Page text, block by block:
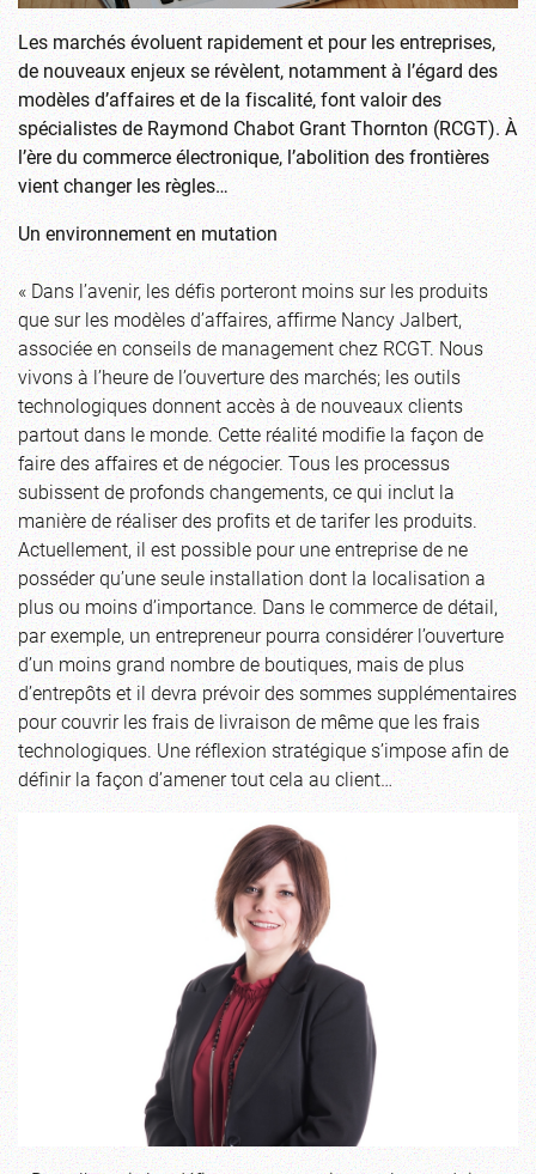
Les marchés évoluent rapidement et pour les entreprises,
de nouveaux enjeux se révèlent, notamment à l’égard des
modèles d’affaires et de la fiscalité, font valoir des
spécialistes de Raymond Chabot Grant Thornton (RCGT). À
l’ère du commerce électronique, l’abolition des frontières
vient changer les règles…
Un environnement en mutation
« Dans l’avenir, les défis porteront moins sur les produits
que sur les modèles d’affaires, affirme Nancy Jalbert,
associée en conseils de management chez RCGT. Nous
vivons à l’heure de l’ouverture des marchés; les outils
technologiques donnent accès à de nouveaux clients
partout dans le monde. Cette réalité modifie la façon de
faire des affaires et de négocier. Tous les processus
subissent de profonds changements, ce qui inclut la
manière de réaliser des profits et de tarifer les produits.
Actuellement, il est possible pour une entreprise de ne
posséder qu’une seule installation dont la localisation a
plus ou moins d’importance. Dans le commerce de détail,
par exemple, un entrepreneur pourra considérer l’ouverture
d’un moins grand nombre de boutiques, mais de plus
d’entrepôts et il devra prévoir des sommes supplémentaires
pour couvrir les frais de livraison de même que les frais
technologiques. Une réflexion stratégique s’impose afin de
définir la façon d’amener tout cela au client…